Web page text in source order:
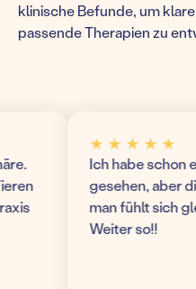
klinische Befunde, um
passende Therapien zu
★ ★ ★ ★ ★
Ich habe schon ein
gesehen, aber die
man fühlt sich
Weiter so!!